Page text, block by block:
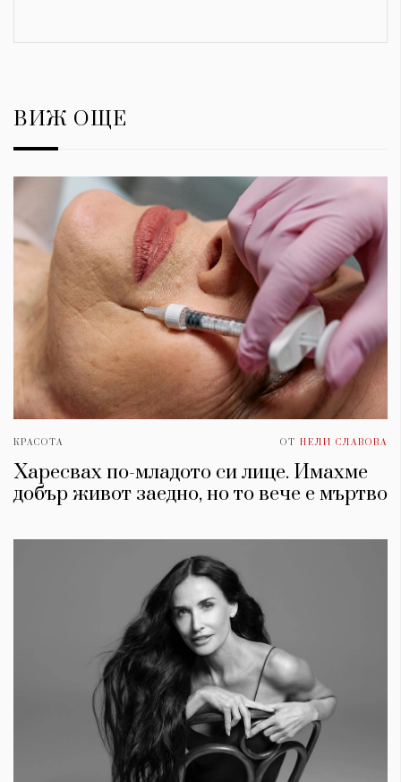
ВИЖ ОЩЕ
КРАСОТА ОТ НЕЛИ СЛАВОВА
Харесвах по-младото си лице. Имахме
добър живот заедно, но то вече е мъртво